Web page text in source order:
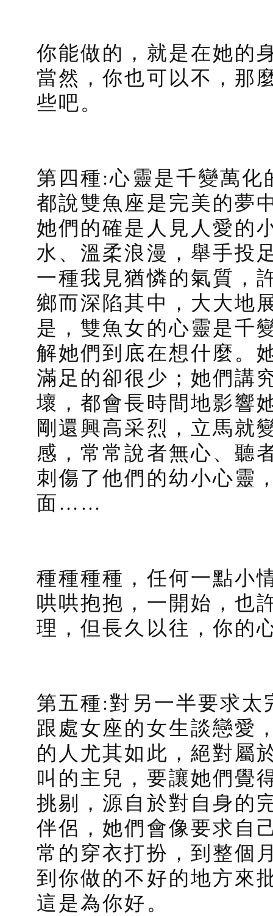
你能做的，就是在她的
當然，你也可以不，那
些吧。
第四種:心靈是千變萬化
都說雙魚座是完美的夢
她們的確是人見人愛的
水、溫柔浪漫，舉手投
一種我見猶憐的氣質，
鄉而深陷其中，大大地
是，雙魚女的心靈是千
解她們到底在想什麼。
滿足的卻很少；她們講
壞，都會長時間地影響
剛還興高采烈，立馬就
感，常常說者無心、聽
刺傷了他們的幼小心靈
面……
種種種種，任何一點小
哄哄抱抱，一開始，也
理，但長久以往，你的
第五種:對另一半要求太
跟處女座的女生談戀愛
的人尤其如此，絕對屬
叫的主兒，要讓她們覺
挑剔，源自於對自身的
伴侶，她們會像要求自
常的穿衣打扮，到整個
到你做的不好的地方來
這是為你好。